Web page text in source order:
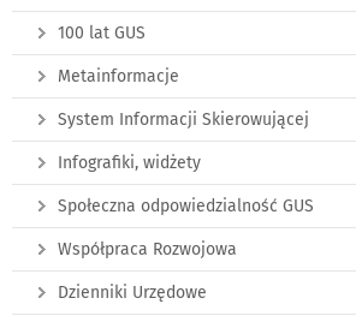
100 lat GUS
Metainformacje
System Informacji Skierowującej
Infografiki, widżety
Społeczna odpowiedzialność GUS
Współpraca Rozwojowa
Dzienniki Urzędowe